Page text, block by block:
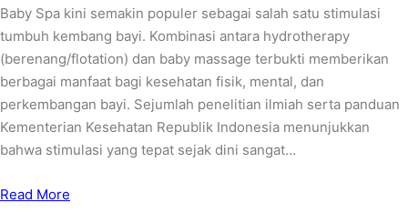
Baby Spa kini semakin populer sebagai salah satu stimulasi
tumbuh kembang bayi. Kombinasi antara hydrotherapy
(berenang/flotation) dan baby massage terbukti memberikan
berbagai manfaat bagi kesehatan fisik, mental, dan
perkembangan bayi. Sejumlah penelitian ilmiah serta panduan
Kementerian Kesehatan Republik Indonesia menunjukkan
bahwa stimulasi yang tepat sejak dini sangat…
Read More